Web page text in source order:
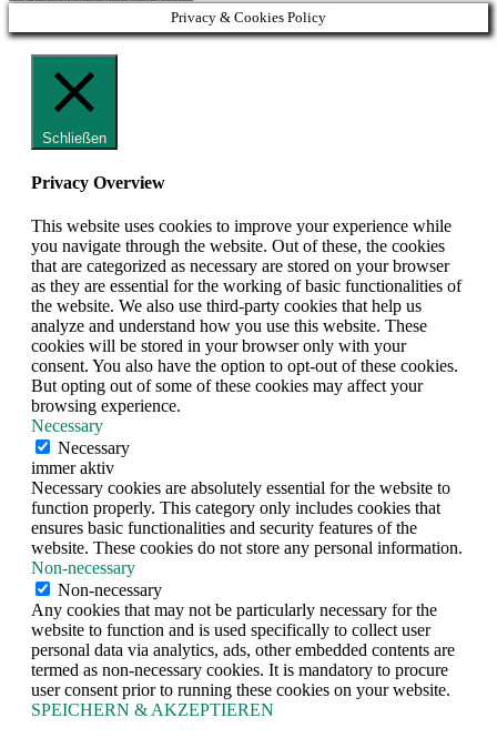
Privacy & Cookies Policy
Schließen
Privacy Overview
This website uses cookies to improve your experience while
you navigate through the website. Out of these, the cookies
that are categorized as necessary are stored on your browser
as they are essential for the working of basic functionalities of
the website. We also use third-party cookies that help us
analyze and understand how you use this website. These
cookies will be stored in your browser only with your
consent. You also have the option to opt-out of these cookies.
But opting out of some of these cookies may affect your
browsing experience.
Necessary
Necessary
immer aktiv
Necessary cookies are absolutely essential for the website to
function properly. This category only includes cookies that
ensures basic functionalities and security features of the
website. These cookies do not store any personal information.
Non-necessary
Non-necessary
Any cookies that may not be particularly necessary for the
website to function and is used specifically to collect user
personal data via analytics, ads, other embedded contents are
termed as non-necessary cookies. It is mandatory to procure
user consent prior to running these cookies on your website.
SPEICHERN & AKZEPTIEREN